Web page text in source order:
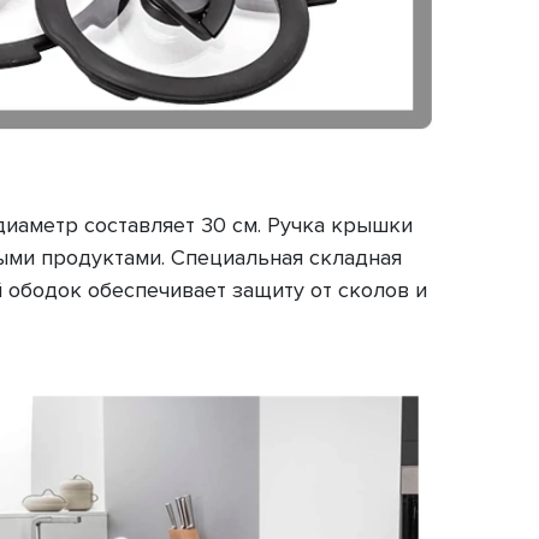
составляет 30 см. Ручка крышки
продуктами. Специальная складная
обеспечивает защиту от сколов и